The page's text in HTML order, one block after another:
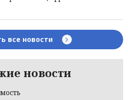
все новости
новости